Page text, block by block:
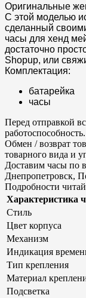
Оригинальные
С этой моделью
сделанный
часы для хенд
достаточно
Shopup, или
Комплектация:
батарейка
часы
Перед отправкой
работоспособность.
Обмен / возврат
товарного вида и
Доставим часы по
Днепропетровск,
Подробности
Характеристика
Стиль
Цвет корпуса
Механизм
Индикация
Тип крепления
Материал
Подсветка